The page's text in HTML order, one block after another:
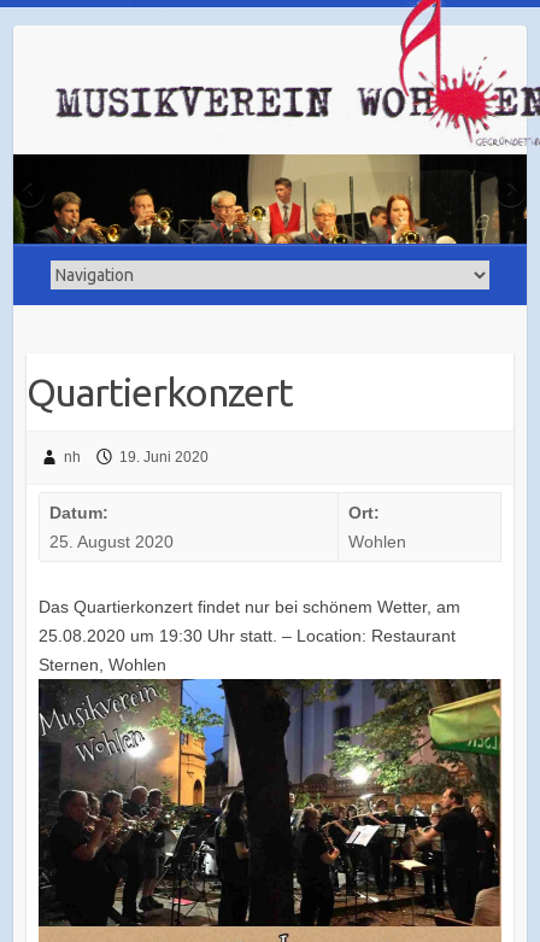
Quartierkonzert
nh 19. Juni 2020
Datum:
25. August 2020
Ort:
Wohlen
Das Quartierkonzert findet nur bei schönem Wetter, am
25.08.2020 um 19:30 Uhr statt. – Location: Restaurant
Sternen, Wohlen